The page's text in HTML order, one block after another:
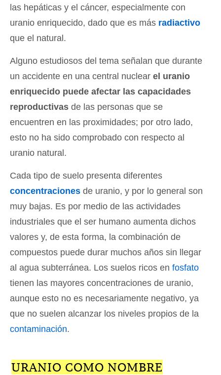
las hepáticas y el cáncer, especialmente con
uranio enriquecido, dado que es más radiactivo
que el natural.
Alguno estudiosos del tema señalan que durante
un accidente en una central nuclear el uranio
enriquecido puede afectar las capacidades
reproductivas de las personas que se
encuentren en las proximidades; por otro lado,
esto no ha sido comprobado con respecto al
uranio natural.
Cada tipo de suelo presenta diferentes
concentraciones de uranio, y por lo general son
muy bajas. Es por medio de las actividades
industriales que el ser humano aumenta dichos
valores y, de esta forma, la combinación de
compuestos puede durar muchos años sin llegar
al agua subterránea. Los suelos ricos en fosfato
tienen las mayores concentraciones de uranio,
aunque esto no es necesariamente negativo, ya
que no suelen alcanzar los niveles propios de la
contaminación.
URANIO COMO NOMBRE